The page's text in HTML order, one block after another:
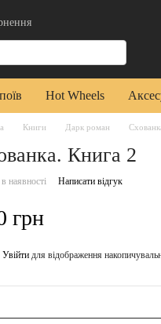
Hot Wheels
Книги Дарк роман
Книга 2
наявності Написати відгук
грн
Увійти для відображення